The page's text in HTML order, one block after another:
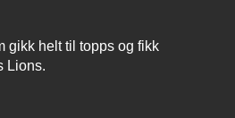
gikk helt til topps og fikk
Lions.